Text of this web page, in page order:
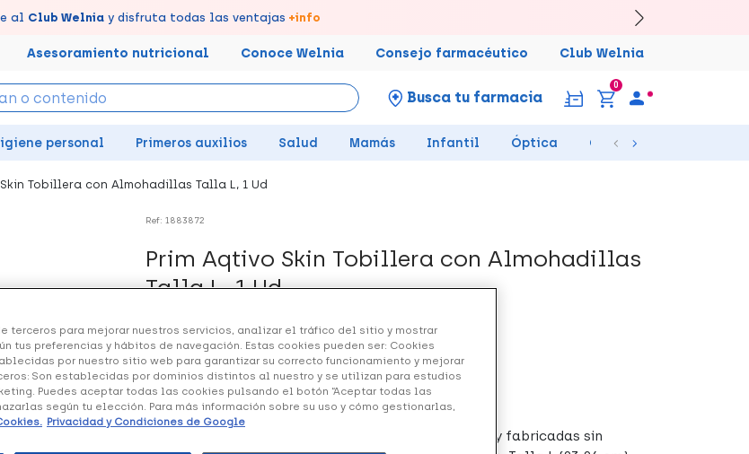
la entregarápida y gratuitaen farmacia
al Club Welniay disfruta todas las ventajas +info
7% de descuentocreando tu cuentaaquí
en tu Farmacia de Confianza, acumúlalos online.
Asesoramiento nutricional Conoce Welnia Consejo farmacéutico Club Welnia
Busca tu farmacia
0
personal Primeros auxilios Salud Mamás Infantil Óptica Ortopedia
Tobillera con Almohadillas Talla L, 1 Ud
Ref: 1883872
Prim Aqtivo Skin Tobillera con Almohadillas
Talla L, 1 Ud
15.91 €
+ 32 puntos Healthies
Tobillera con almohadillas maleolares de silicona y fabricadas sin
terceros para mejorar nuestros servicios, analizar el tráfico del sitio y mostrar
tus preferencias y hábitos de navegación. Estas cookies pueden ser: Cookies
por nuestro sitio web para garantizar su correcto funcionamiento y mejorar
Son establecidas por dominios distintos al nuestro y se utilizan para estudios
Puedes aceptar todas las cookies pulsando el botón “Aceptar todas las
según tu elección. Para más información sobre su uso y cómo gestionarlas,
Privacidad y Condiciones de Google